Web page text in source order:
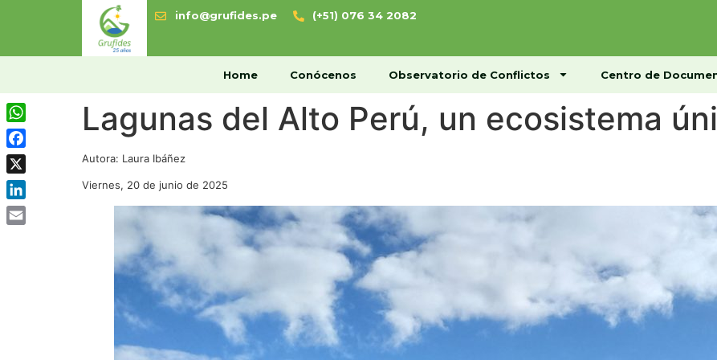
info@grufides.pe (+51) 076 34 2082
Home Conócenos Observatorio de Conflictos Centro de
Home Conócenos
Lagunas del Alto Perú, un ecosistema
Autora: Laura Ibáñez
Viernes, 20 de junio de 2025
WhatsApp
Facebook
X
LinkedIn